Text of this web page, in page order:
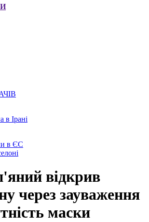
в Ірані
в ЄС
відкрив
через зауваження
маски